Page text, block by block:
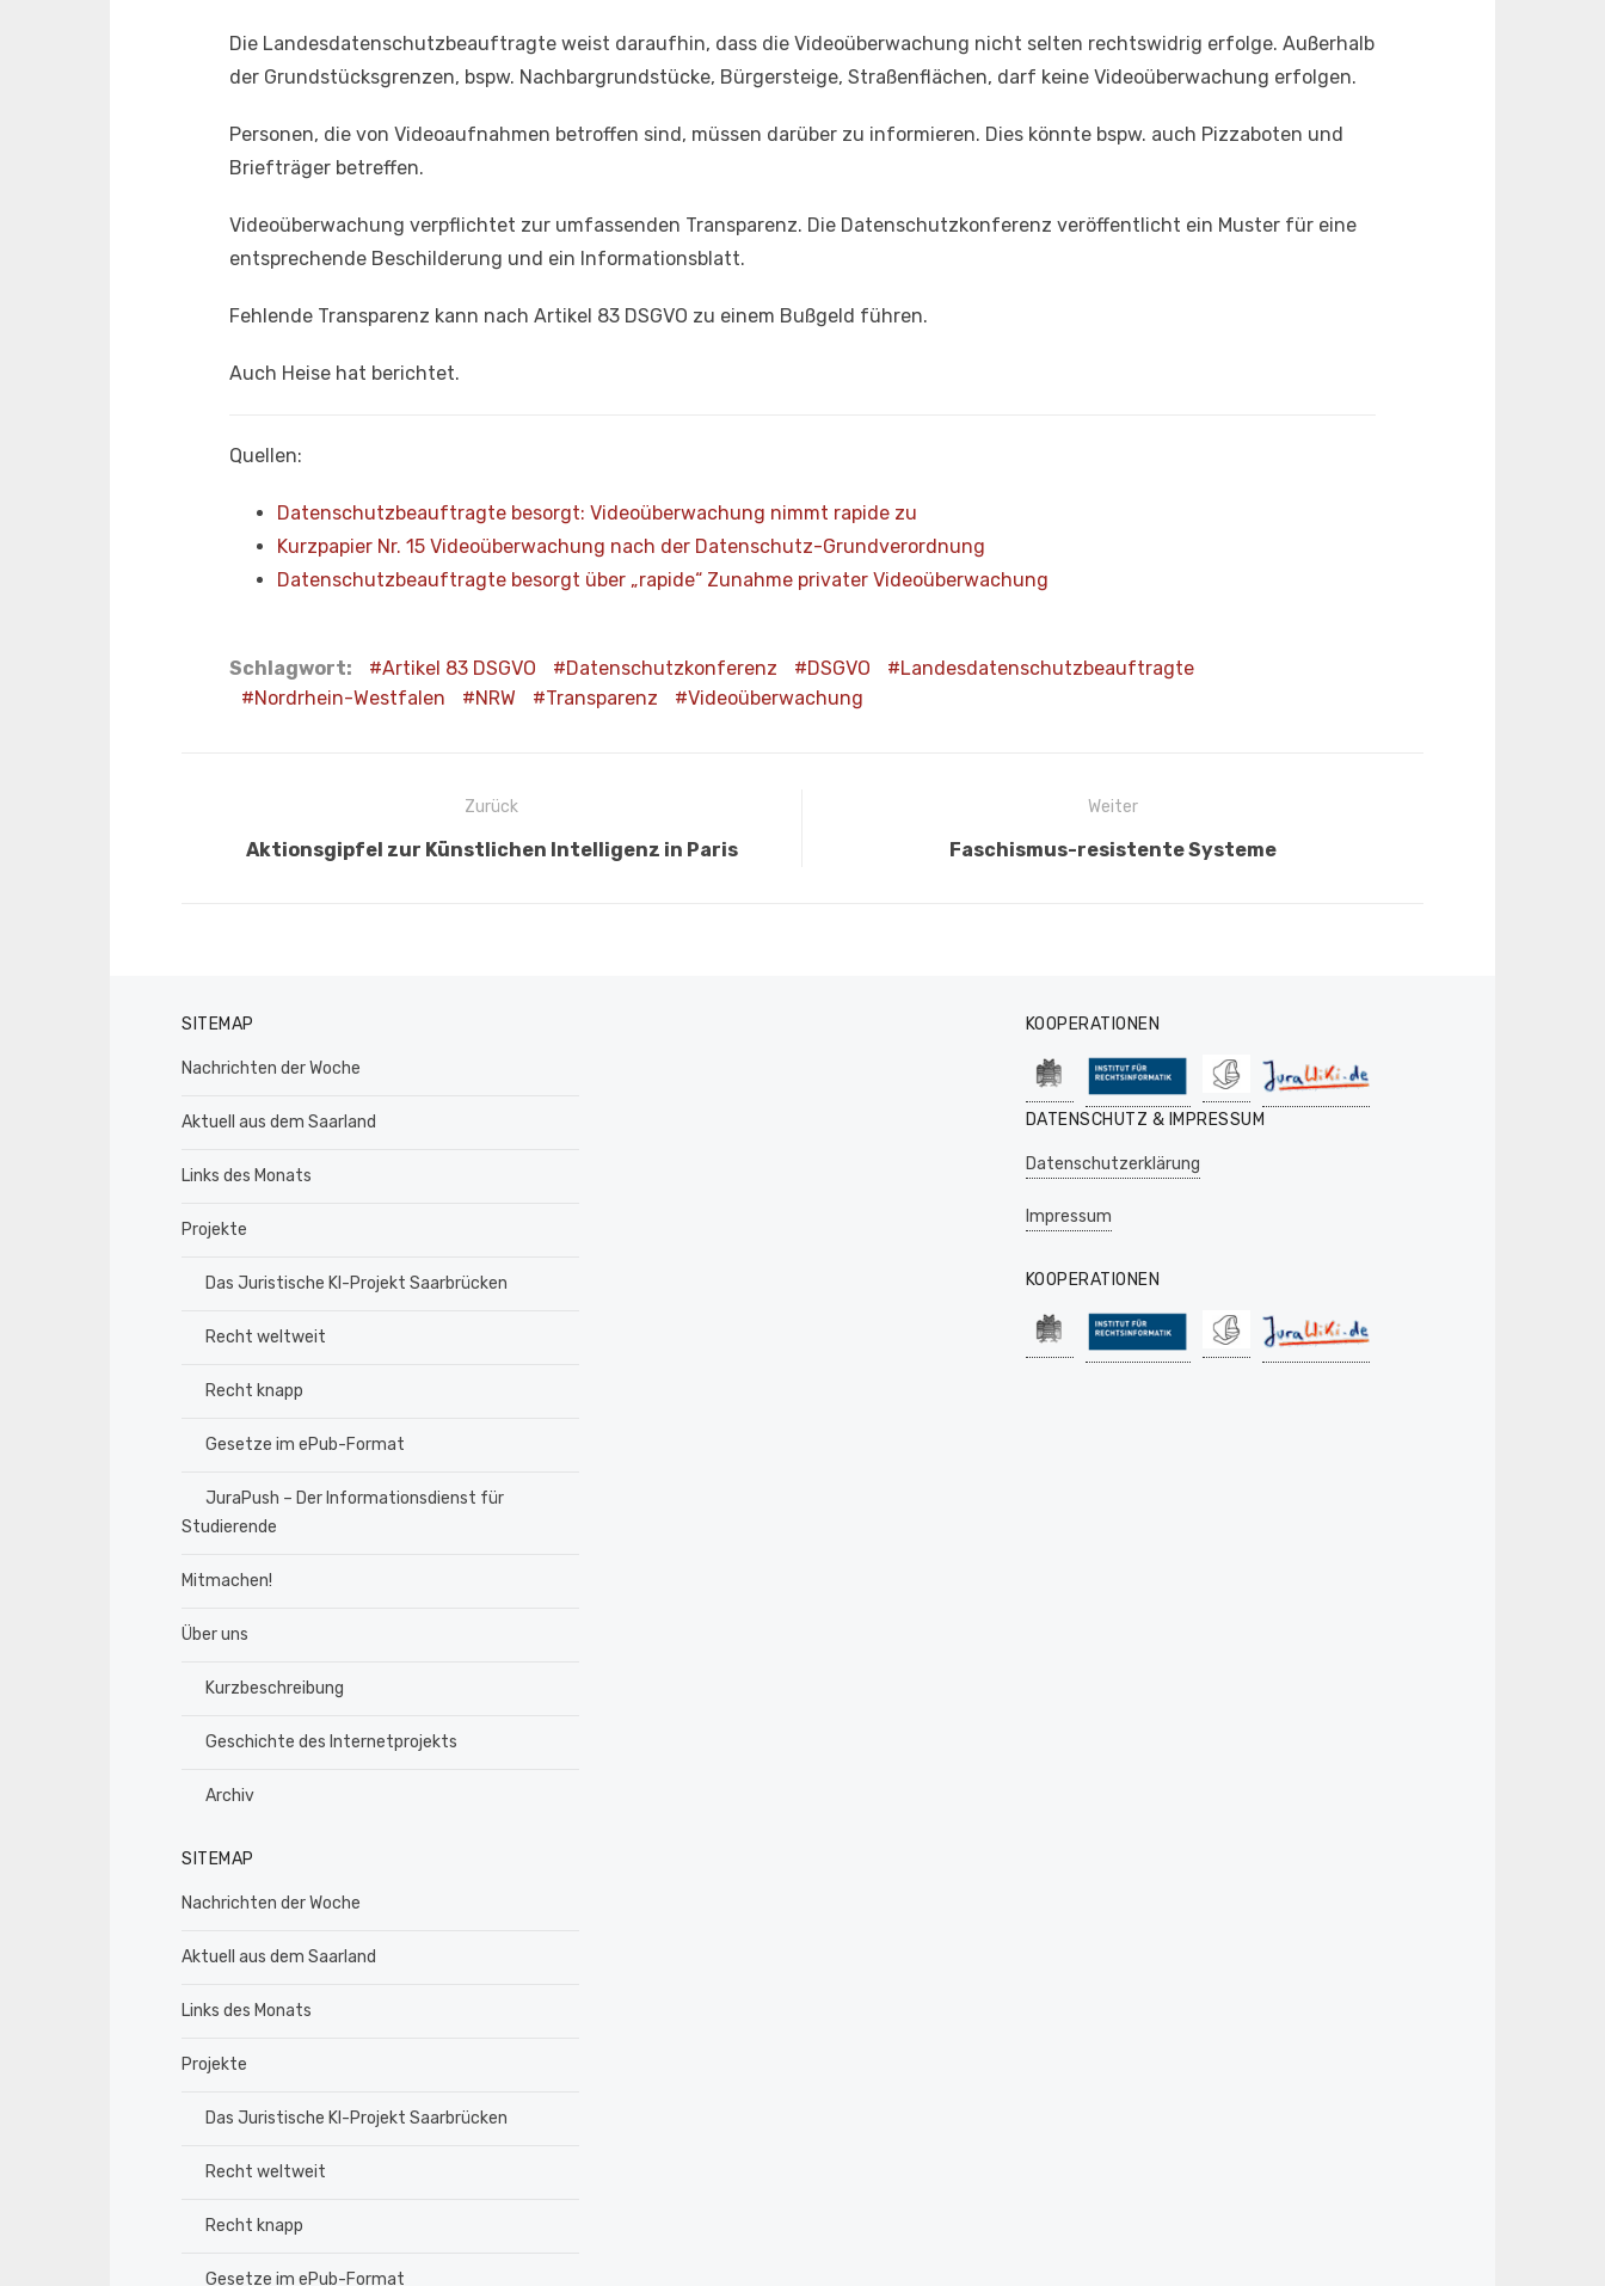
Die Landesdatenschutzbeauftragte weist daraufhin, dass die Videoüberwachung nicht selten rechtswidrig erfolge. Außerhalb
der Grundstücksgrenzen, bspw. Nachbargrundstücke, Bürgersteige, Straßenflächen, darf keine Videoüberwachung erfolgen.
Personen, die von Videoaufnahmen betroffen sind, müssen darüber zu informieren. Dies könnte bspw. auch Pizzaboten und
Briefträger betreffen.
Videoüberwachung verpflichtet zur umfassenden Transparenz. Die Datenschutzkonferenz veröffentlicht ein Muster für eine
entsprechende Beschilderung und ein Informationsblatt.
Fehlende Transparenz kann nach Artikel 83 DSGVO zu einem Bußgeld führen.
Auch Heise hat berichtet.
Quellen:
Datenschutzbeauftragte besorgt: Videoüberwachung nimmt rapide zu
Kurzpapier Nr. 15 Videoüberwachung nach der Datenschutz-Grundverordnung
Datenschutzbeauftragte besorgt über „rapide“ Zunahme privater Videoüberwachung
Schlagwort: Artikel 83 DSGVO Datenschutzkonferenz DSGVO
Landesdatenschutzbeauftragte
Nordrhein-Westfalen
NRW Transparenz Videoüberwachung
BeitragsnavigationZurück
Vorheriger
Aktionsgipfel zur Künstlichen Intelligenz in Paris
Weiter
Nächster
Faschismus-resistente Systeme
SITEMAP
Nachrichten der Woche
Aktuell aus dem Saarland
Links des Monats
Projekte
Das Juristische KI-Projekt Saarbrücken
Recht weltweit
Recht knapp
Gesetze im ePub-Format
JuraPush – Der Informationsdienst für
Studierende
Mitmachen!
Über uns
Kurzbeschreibung
Geschichte des Internetprojekts
Archiv
SITEMAP
Nachrichten der Woche
Aktuell aus dem Saarland
Links des Monats
Projekte
Das Juristische KI-Projekt Saarbrücken
Recht weltweit
Recht knapp
Gesetze im ePub-Format
KOOPERATIONEN
DATENSCHUTZ & IMPRESSUM
Datenschutzerklärung
Impressum
KOOPERATIONEN